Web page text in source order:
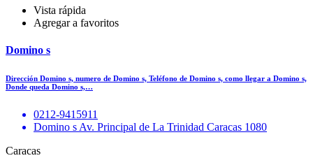
Vista rápida
Agregar a favoritos
Domino s
Dirección Domino s, numero de Domino s, Teléfono de Domino s, como llegar a Domino s,
Donde queda Domino s,…
0212-9415911
Domino s Av. Principal de La Trinidad Caracas 1080
Caracas